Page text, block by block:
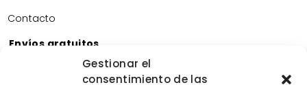
Gestionar el
consentimiento de las
Contacto
Envíos gratuitos
Envíos gratuitos por la compra de más de 60€.
Devoluciones gratuitas